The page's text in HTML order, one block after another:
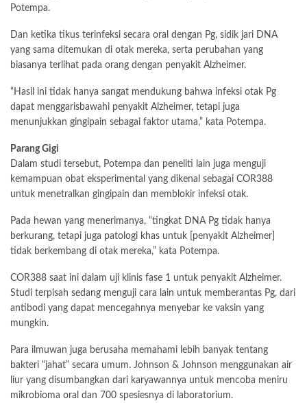
Potempa.
Dan ketika tikus terinfeksi secara oral dengan Pg, sidik jari DNA
yang sama ditemukan di otak mereka, serta perubahan yang
biasanya terlihat pada orang dengan penyakit Alzheimer.
“Hasil ini tidak hanya sangat mendukung bahwa infeksi otak Pg
dapat menggarisbawahi penyakit Alzheimer, tetapi juga
menunjukkan gingipain sebagai faktor utama,” kata Potempa.
Parang Gigi
Dalam studi tersebut, Potempa dan peneliti lain juga menguji
kemampuan obat eksperimental yang dikenal sebagai COR388
untuk menetralkan gingipain dan memblokir infeksi otak.
Pada hewan yang menerimanya, “tingkat DNA Pg tidak hanya
berkurang, tetapi juga patologi khas untuk [penyakit Alzheimer]
tidak berkembang di otak mereka,” kata Potempa.
COR388 saat ini dalam uji klinis fase 1 untuk penyakit Alzheimer.
Studi terpisah sedang menguji cara lain untuk memberantas Pg, dari
antibodi yang dapat mencegahnya menyebar ke vaksin yang
mungkin.
Para ilmuwan juga berusaha memahami lebih banyak tentang
bakteri “jahat” secara umum. Johnson & Johnson menggunakan air
liur yang disumbangkan dari karyawannya untuk mencoba meniru
mikrobioma oral dan 700 spesiesnya di laboratorium.